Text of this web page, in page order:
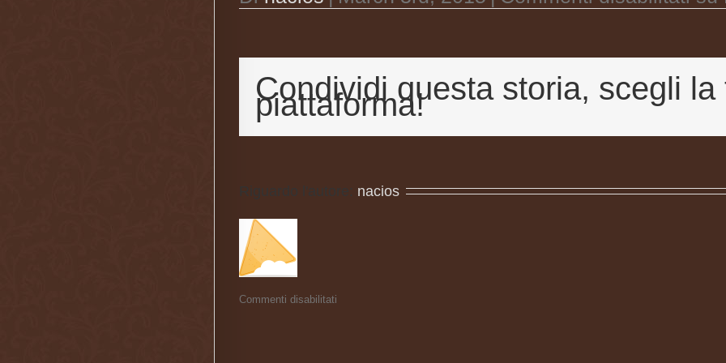
Condividi questa storia, scegli la
piattaforma!
nacios
Commenti disabilitati